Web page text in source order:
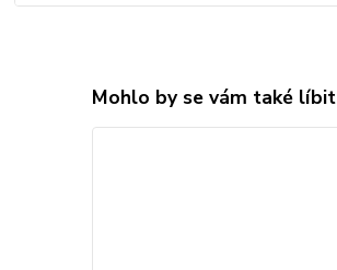
Mohlo by se vám také líbit